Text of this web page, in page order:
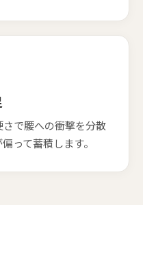
で腰への衝撃を分散
って蓄積します。